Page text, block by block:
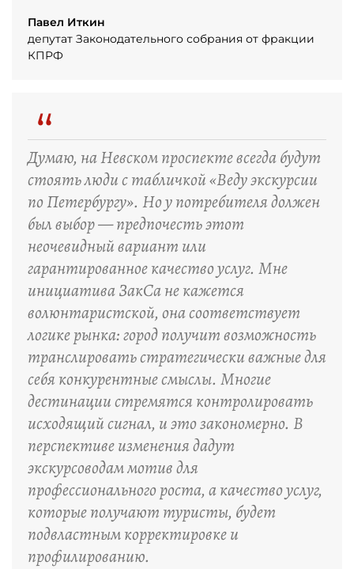
Павел Иткин
депутат Законодательного собрания от фракции
КПРФ
“
Думаю, на Невском проспекте всегда будут
стоять люди с табличкой «Веду экскурсии
по Петербургу». Но у потребителя должен
был выбор — предпочесть этот
неочевидный вариант или
гарантированное качество услуг. Мне
инициатива ЗакСа не кажется
волюнтаристской, она соответствует
логике рынка: город получит возможность
транслировать стратегически важные для
себя конкурентные смыслы. Многие
дестинации стремятся контролировать
исходящий сигнал, и это закономерно. В
перспективе изменения дадут
экскурсоводам мотив для
профессионального роста, а качество услуг,
которые получают туристы, будет
подвластным корректировке и
профилированию.